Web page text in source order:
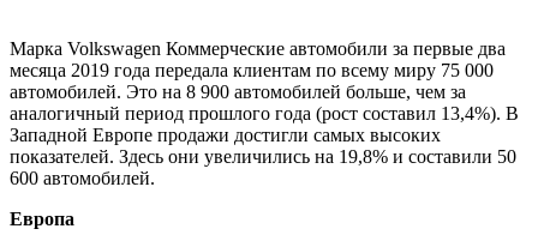
Марка Volkswagen Коммерческие автомобили за первые два
месяца 2019 года передала клиентам по всему миру 75 000
автомобилей. Это на 8 900 автомобилей больше, чем за
аналогичный период прошлого года (рост составил 13,4%). В
Западной Европе продажи достигли самых высоких
показателей. Здесь они увеличились на 19,8% и составили 50
600 автомобилей.
Европа